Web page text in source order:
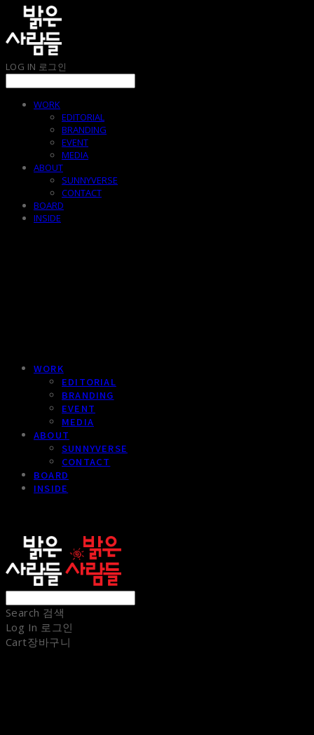
LOG IN 로그인
WORK
EDITORIAL
BRANDING
EVENT
MEDIA
ABOUT
SUNNYVERSE
CONTACT
BOARD
INSIDE
WORK
EDITORIAL
BRANDING
EVENT
MEDIA
ABOUT
SUNNYVERSE
CONTACT
BOARD
INSIDE
Search 검색
Log In 로그인
Cart장바구니